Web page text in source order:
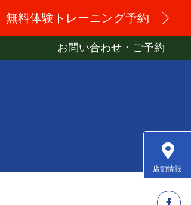
無料体験トレーニング予約
店舗情報
お問い合わせ・ご予約